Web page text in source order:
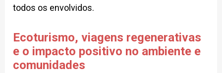
todos os envolvidos.
Ecoturismo, viagens regenerativas
e o impacto positivo no ambiente e
comunidades